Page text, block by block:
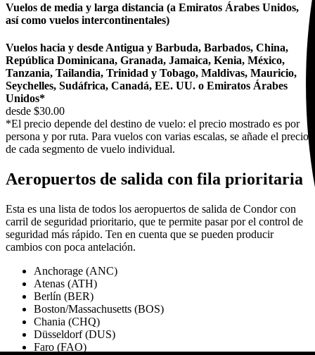
Vuelos de media y larga distancia (a Emiratos Árabes Unidos,
así como vuelos intercontinentales)
Vuelos hacia y desde Antigua y Barbuda, Barbados, China,
República Dominicana, Granada, Jamaica, Kenia, México,
Tanzania, Tailandia, Trinidad y Tobago, Maldivas, Mauricio,
Seychelles, Sudáfrica, Canadá, EE. UU. o Emiratos Árabes
Unidos*
desde $30.00
*El precio depende del destino de vuelo: el precio mostrado es por
persona y por ruta. Para vuelos con varias escalas, se añade el precio
de cada segmento de vuelo individual.
Aeropuertos de salida con fila prioritaria
Esta es una lista de todos los aeropuertos de salida de Condor con
carril de seguridad prioritario, que te permite pasar por el control de
seguridad más rápido. Ten en cuenta que se pueden producir
cambios con poca antelación.
Anchorage (ANC)
Atenas (ATH)
Berlín (BER)
Boston/Massachusetts (BOS)
Chania (CHQ)
Düsseldorf (DUS)
Faro (FAO)